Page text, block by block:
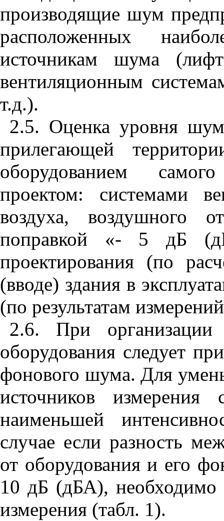
производящие шум
расположенных
источникам шума
вентиляционным
т.д.).
2.5. Оценка уровня
прилегающей
оборудованием
проектом: системами
воздуха, воздушного
поправкой «- 5 дБ
проектирования (по
(вводе) здания в
(по результатам
2.6. При
оборудования следует
фонового шума. Для
источников измерения
наименьшей
случае если разность
от оборудования и его
10 дБ (дБА), необходимо
измерения (табл. 1).